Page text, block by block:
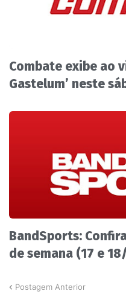
Combate exibe ao
Gastelum’ neste
BandSports:
de semana (17 e
Postagem Anterior